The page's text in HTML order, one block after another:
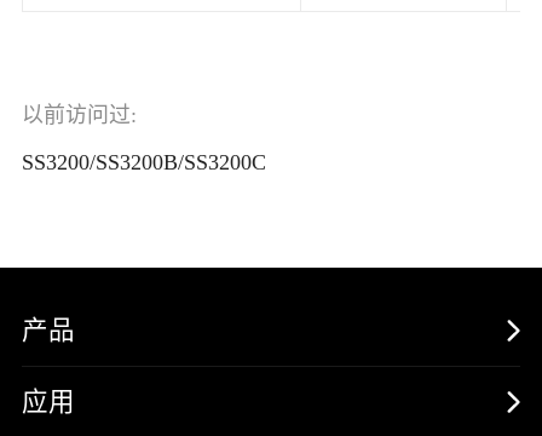
以前访问过:
SS3200/SS3200B/SS3200C
产品
MOSFETs
应用